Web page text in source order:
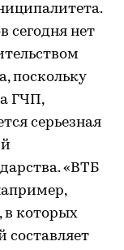
сегодня нет
поскольку
ГЧП,
серьезная
«ВТБ
в которых
составляет